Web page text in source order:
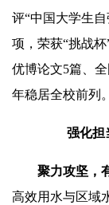
评“中国大学生
项，荣获“挑战
优博论文5篇、
年稳居全校前列。
强化担
聚力攻坚，
高效用水与区域